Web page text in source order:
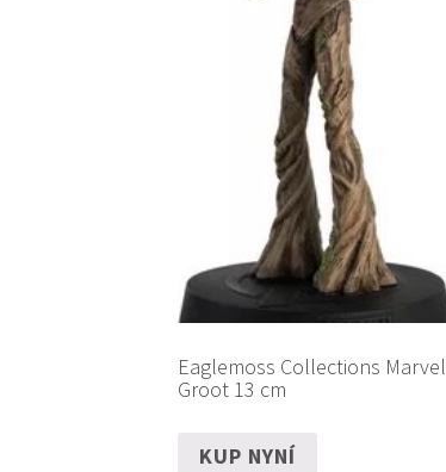
Eaglemoss Collections Marvel
Groot 13 cm
KUP NYNÍ